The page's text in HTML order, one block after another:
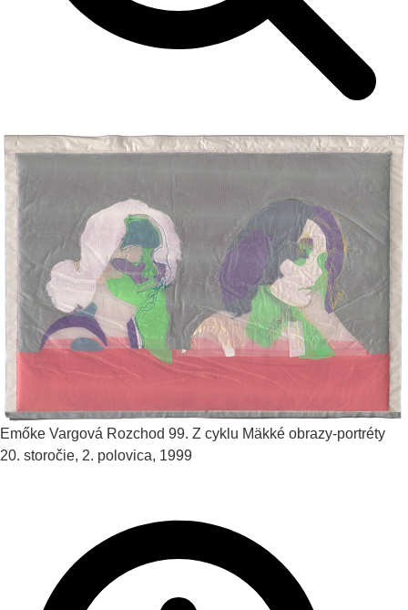
Emőke Vargová Rozchod 99. Z cyklu Mäkké obrazy-portréty
20. storočie, 2. polovica, 1999